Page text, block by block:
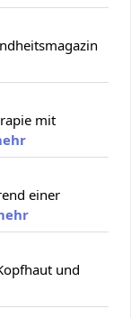
mit
einer
und